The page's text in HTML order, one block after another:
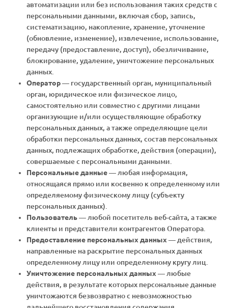
автоматизации или без использования таких средств с
персональными данными, включая сбор, запись,
систематизацию, накопление, хранение, уточнение
(обновление, изменение), извлечение, использование,
передачу (предоставление, доступ), обезличивание,
блокирование, удаление, уничтожение персональных
данных.
Оператор— государственный орган, муниципальный
орган, юридическое или физическое лицо,
самостоятельно или совместно с другими лицами
организующие и/или осуществляющие обработку
персональных данных, а также определяющие цели
обработки персональных данных, состав персональных
данных, подлежащих обработке, действия (операции),
совершаемые с персональными данными.
Персональные данные— любая информация,
относящаяся прямо или косвенно к определенному или
определяемому физическому лицу (субъекту
персональных данных).
Пользователь— любой посетитель веб-сайта, а также
клиенты и представители контрагентов Оператора.
Предоставление персональных данных— действия,
направленные на раскрытие персональных данных
определенному лицу или определенному кругу лиц.
Уничтожение персональных данных— любые
действия, в результате которых персональные данные
уничтожаются безвозвратно с невозможностью